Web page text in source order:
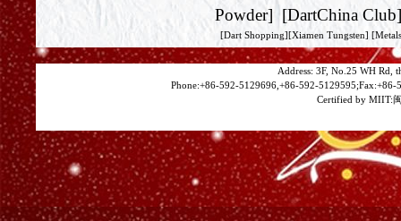
Powder] [DartChina Club
[Dart Shopping][Xiamen Tungsten]
Address: 3F, No.25 WH Rd,
Phone:+86-592-5129696,+86-592-
Certified by MIIT: